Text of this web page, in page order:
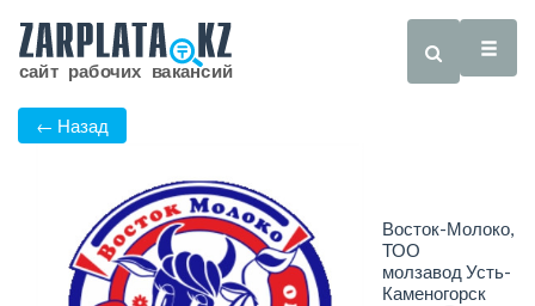
← Назад
Восток-Молоко,
ТОО
молзавод Усть-
Каменогорск